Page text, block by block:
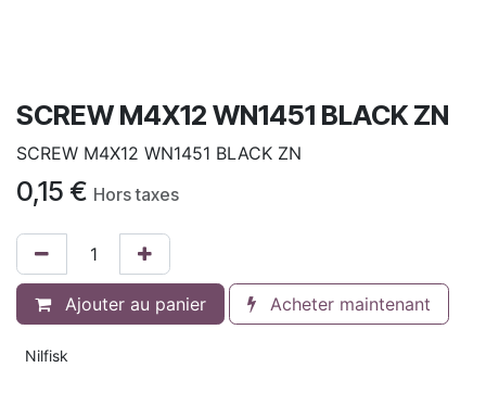
SCREW M4X12 WN1451 BLACK ZN
SCREW M4X12 WN1451 BLACK ZN
0,15 € Hors taxes
Ajouter au panier Acheter maintenant
Nilfisk